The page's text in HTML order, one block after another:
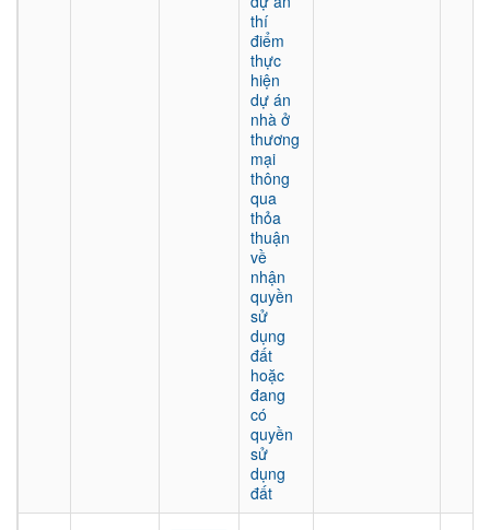
thí
điểm
thực
hiện
dự án
nhà ở
thương
mại
thông
qua
thỏa
thuận
về
nhận
quyền
sử
dụng
đất
hoặc
đang
có
quyền
sử
dụng
đất